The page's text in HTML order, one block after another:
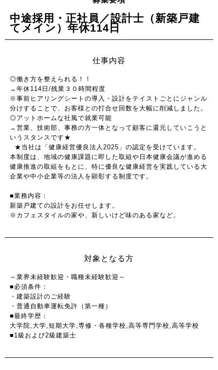
中途採用・正社員／設計士（新築戸建
てメイン）年休114日
仕事内容
◎働き方を整えられる！！
→年休114日/残業３０時間程度
※事前ヒアリングシートの導入・設計をテイストごとにジャンル
分けすることで、お客様との打合せ回数を大幅に削減しました。
◎アットホームな社風で就業可能
→営業、技術部、事務の方一体となって顧客に還元していこうと
いうスタンスです★
★当社は「健康経営優良法人2025」の認定を受けています。
本制度は、地域の健康課題に即した取組や日本健康会議が進める
健康推進の取組をもとに、特に優良な健康経営を実践している大
企業や中小企業等の法人を顕彰する制度です。
■業務内容：
新築戸建ての設計をお任せします。
※カフェスタイルの家や、新しいけど味のある家など。
対象となる方
～業界未経験歓迎・職種未経験歓迎～
■必須条件：
・建築設計のご経験
・普通自動車運転免許（第一種）
■最終学歴：
大学院,大学,短期大学,専修・各種学校,高等専門学校,高等学校
■1級および2級建築士